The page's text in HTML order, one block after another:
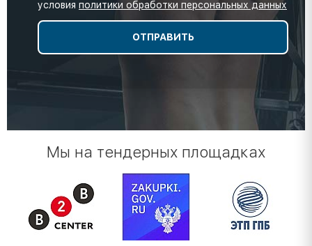
условия политики обработки персональных данных
Мы на тендерных площадках